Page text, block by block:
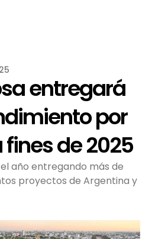
entregará
por
de 2025
año entregando más de
proyectos de Argentina y